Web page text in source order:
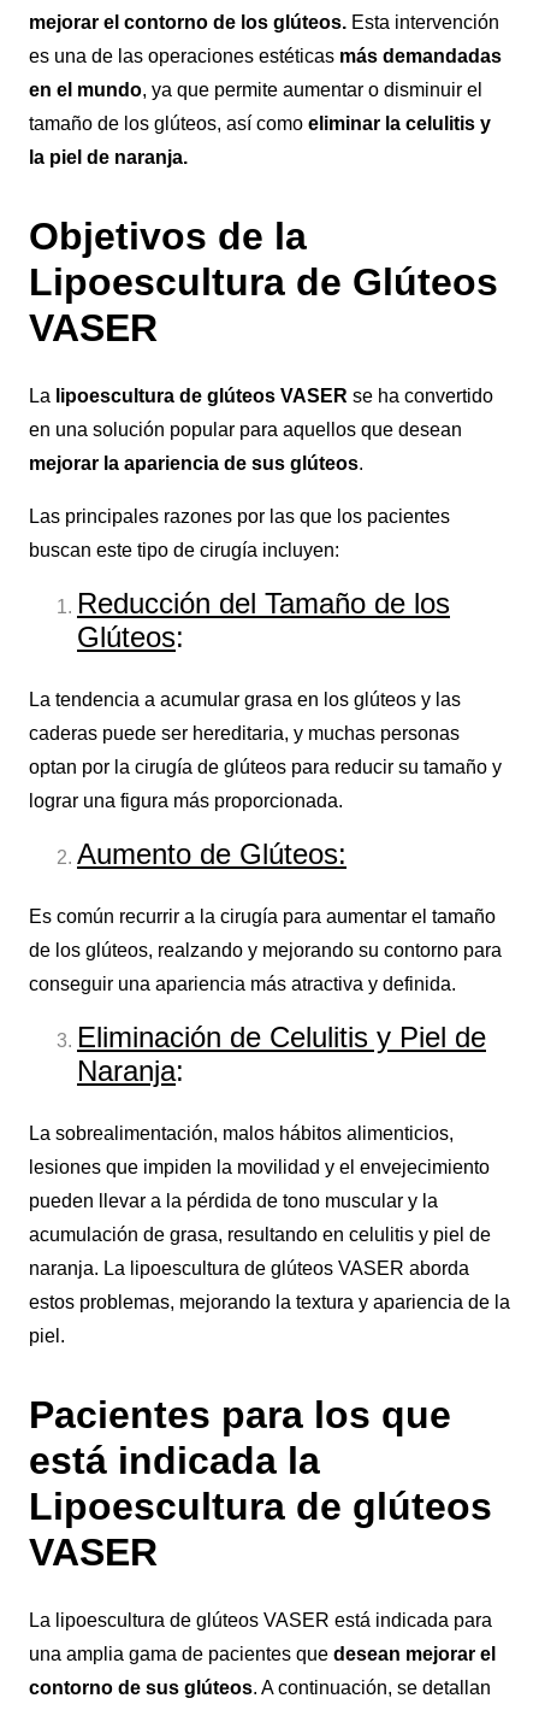
mejorar el contorno de los glúteos. Esta intervención
es una de las operaciones estéticas más demandadas
en el mundo, ya que permite aumentar o disminuir el
tamaño de los glúteos, así como eliminar la celulitis y
la piel de naranja.
Objetivos de la
Lipoescultura de Glúteos
VASER
La lipoescultura de glúteos VASER se ha convertido
en una solución popular para aquellos que desean
mejorar la apariencia de sus glúteos.
Las principales razones por las que los pacientes
buscan este tipo de cirugía incluyen:
Reducción del Tamaño de los
Glúteos:
La tendencia a acumular grasa en los glúteos y las
caderas puede ser hereditaria, y muchas personas
optan por la cirugía de glúteos para reducir su tamaño y
lograr una figura más proporcionada.
Aumento de Glúteos:
Es común recurrir a la cirugía para aumentar el tamaño
de los glúteos, realzando y mejorando su contorno para
conseguir una apariencia más atractiva y definida.
Eliminación de Celulitis y Piel de
Naranja:
La sobrealimentación, malos hábitos alimenticios,
lesiones que impiden la movilidad y el envejecimiento
pueden llevar a la pérdida de tono muscular y la
acumulación de grasa, resultando en celulitis y piel de
naranja. La lipoescultura de glúteos VASER aborda
estos problemas, mejorando la textura y apariencia de la
piel.
Pacientes para los que
está indicada la
Lipoescultura de glúteos
VASER
La lipoescultura de glúteos VASER está indicada para
una amplia gama de pacientes que desean mejorar el
contorno de sus glúteos. A continuación, se detallan